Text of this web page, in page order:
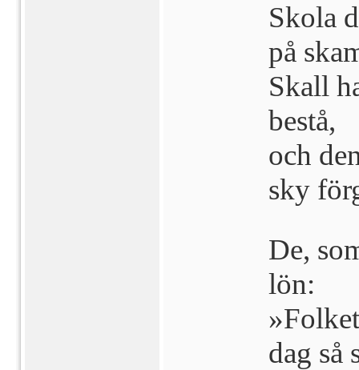
Skola
på
Skall
bestå,
och
sky
De,
lön:
dag så